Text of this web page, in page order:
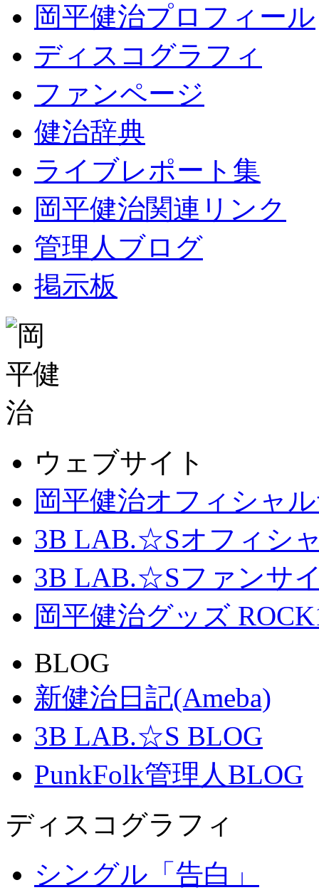
岡平健治プロフィール
ディスコグラフィ
ファンページ
健治辞典
ライブレポート集
岡平健治関連リンク
管理人ブログ
掲示板
ウェブサイト
岡平健治オフィシャ
3B LAB.☆Sオフィシ
3B LAB.☆Sファンサイ
岡平健治グッズ
BLOG
新健治日記(Ameba)
3B LAB.☆S BLOG
PunkFolk管理人BLOG
ディスコグラフィ
シングル「告白」